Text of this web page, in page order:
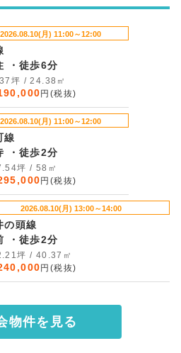
2026.08.10(月) 11:00～12:00
北千住 ・徒歩6分
7.37坪 / 24.38㎡
円(税抜)
2026.08.10(月) 11:00～12:00
線
護国寺 ・徒歩2分
17.54坪 / 58㎡
円(税抜)
2026.08.10(月) 13:00～14:00
の頭線
明大前 ・徒歩2分
12.21坪 / 40.37㎡
円(税抜)
物件を見る